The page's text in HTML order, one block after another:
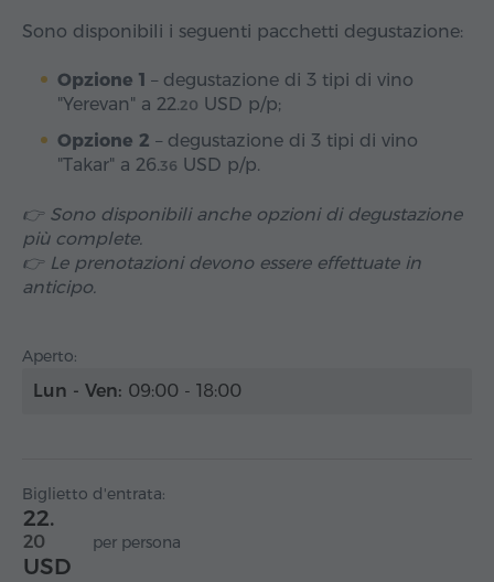
Sono disponibili i seguenti pacchetti degustazione:
Opzione 1 – degustazione di 3 tipi di vino
"Yerevan" a 22.20 USD p/p;
Opzione 2 – degustazione di 3 tipi di vino
"Takar" a 26.36 USD p/p.
👉 Sono disponibili anche opzioni di degustazione
più complete.
👉 Le prenotazioni devono essere effettuate in
anticipo.
Aperto:
Lun - Ven: 09:00 - 18:00
Biglietto d'entrata:
22.
20
USD
per persona